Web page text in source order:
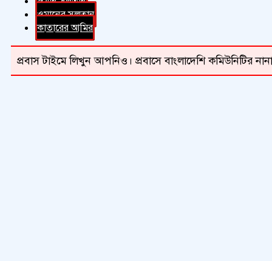
ওমানের সুলতান
কাতারের আমির
প্রবাস টাইমে লিখুন আপনিও। প্রবাসে বাংলাদেশি কমিউনিটির